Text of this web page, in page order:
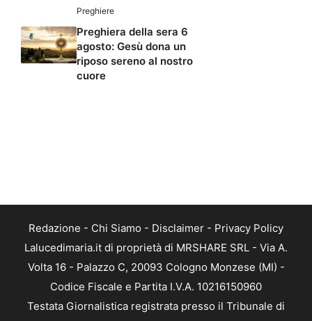
Preghiere
Preghiera della sera 6
agosto: Gesù dona un
riposo sereno al nostro
cuore
Redazione - Chi Siamo - Disclaimer - Privacy Policy
Lalucedimaria.it di proprietà di MRSHARE SRL - Via A.
Volta 16 - Palazzo C, 20093 Cologno Monzese (MI) -
Codice Fiscale e Partita I.V.A. 10216150960
Testata Giornalistica registrata presso il Tribunale di